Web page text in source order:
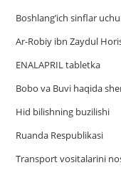
Boshlang’ich sinflar
Ar-Robiy ibn Zaydul
ENALAPRIL tabletka
Bobo va Buvi haqida
Hid bilishning buzilishi
Ruanda Respublikasi
Trаnsport vositаlаrini